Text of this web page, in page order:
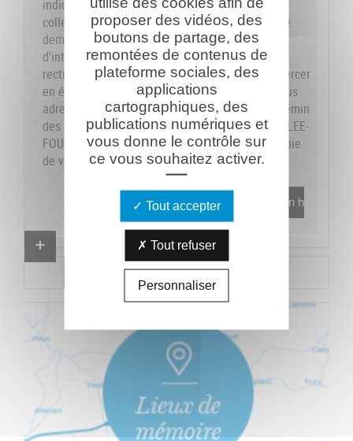
indiquons sur le formulaire les données dont la
collecte est obligatoire pour pouvoir traiter votre
demande. Vous disposez de vos droits
d'interrogation, accès, modification, opposition,
rectification et suppression que vous pouvez exercer
en écrivant au responsable du traitement, en vous
adressant à la Caverne du Dragon-Musée du Chemin
des Dames - RD 18 CD - 02160 OULCHES-LA-VALLEE-
FOULON et en joignant à votre demande une copie
de votre pièce d'identité.En savoir plus
Proposer un combattant
Proposer un document
proposer des vidéos, des
boutons de partage, des
remontées de contenus de
plateforme sociales, des
applications
cartographiques, des
publications numériques et
vous donne le contrôle sur
ce vous souhaitez activer.
Tout accepter
Tout refuser
Personnaliser